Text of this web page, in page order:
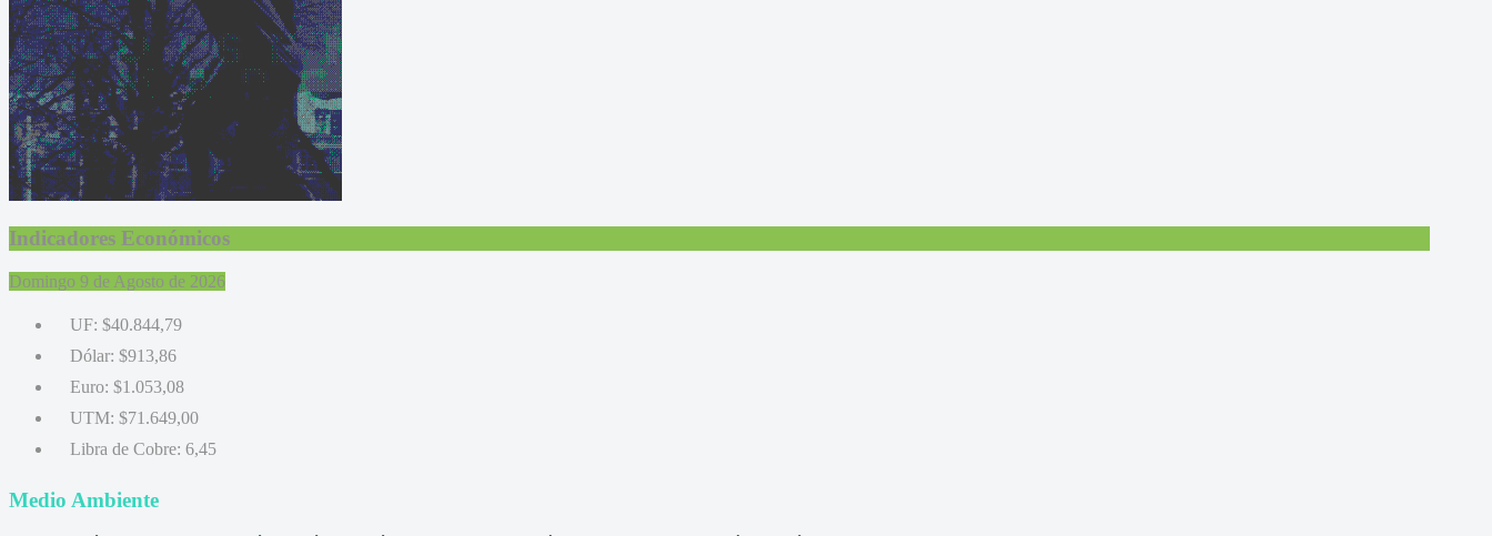
Indicadores Económicos
Domingo 9 de Agosto de 2026
UF: $40.844,79
Dólar: $913,86
Euro: $1.053,08
UTM: $71.649,00
Libra de Cobre: 6,45
Medio Ambiente